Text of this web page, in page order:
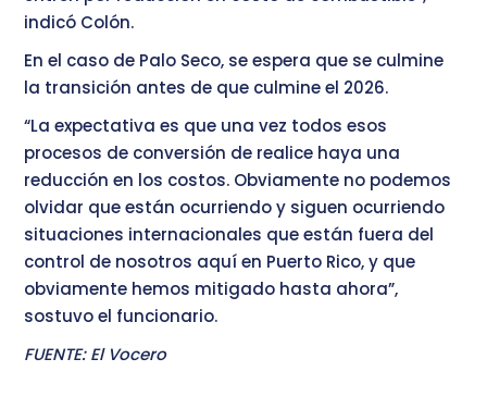
indicó Colón.
En el caso de Palo Seco, se espera que se culmine
la transición antes de que culmine el 2026.
“La expectativa es que una vez todos esos
procesos de conversión de realice haya una
reducción en los costos. Obviamente no podemos
olvidar que están ocurriendo y siguen ocurriendo
situaciones internacionales que están fuera del
control de nosotros aquí en Puerto Rico, y que
obviamente hemos mitigado hasta ahora”,
sostuvo el funcionario.
FUENTE: El Vocero